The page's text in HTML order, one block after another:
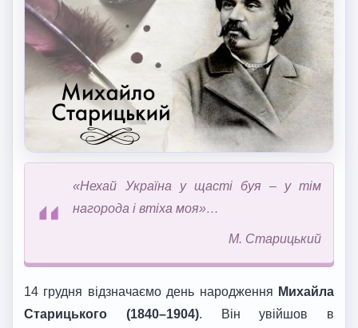
«Нехай Україна у щасті буя – у тім
нагорода і втіха моя»…
М. Старицький
14 грудня відзначаємо день народження Михайла
Старицького (1840–1904). Він увійшов в